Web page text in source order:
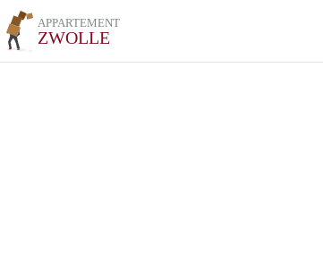
APPARTEMENT
ZWOLLE